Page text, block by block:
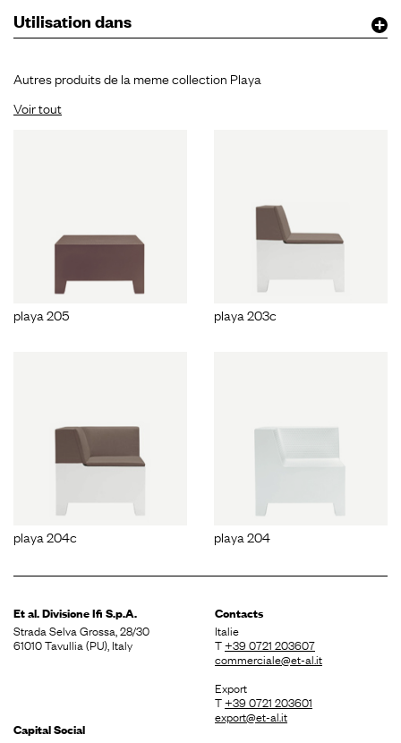
Utilisation dans
Autres produits de la meme collection Playa
Voir tout
playa 205 playa 203c
playa 204c playa 204
Et al. DivisioneIfi S.p.A.
Strada Selva Grossa, 28/30
61010 Tavullia (PU), Italy
Capital Social
Contacts
Italie
T+39 0721 203607
commerciale@et-al.it
Export
T+39 0721 203601
export@et-al.it